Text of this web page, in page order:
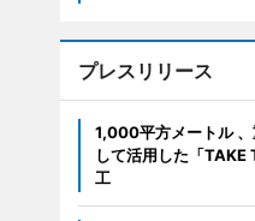
プレスリリース
1,000平方メートル
して活用した「TAKE
工